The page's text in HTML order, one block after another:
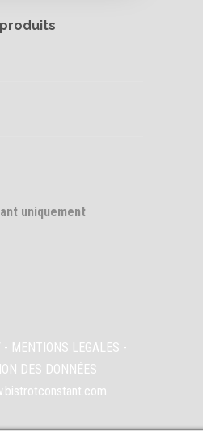
uniquement
- MENTIONS LEGALES -
DES DONNÉES